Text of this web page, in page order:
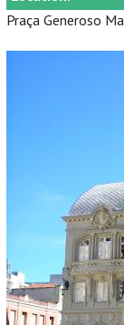
Praça Generoso